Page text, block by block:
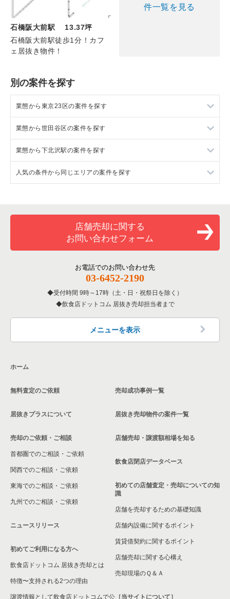
石橋阪大前駅 13.37坪
石橋阪大前駅徒歩1分！カフ
ェ居抜き物件！
件一覧を見る
別の案件を探す
業態から東京23区の案件を探す
東京23区のラーメンの居抜き売却物件の案件一覧
東京23区のフランス料理の居抜き売却物件の案件一覧
東京23区のイタリア料理の居抜き売却物件の案件一覧
東京23区のそば・うどんの居抜き売却物件の案件一覧
東京23区の寿司の居抜き売却物件の案件一覧
東京23区の鉄板焼き・お好み焼の居抜き売却物件の案件一覧
東京23区のアジア料理の居抜き売却物件の案件一覧
東京23区のカフェの居抜き売却物件の案件一覧
東京23区のお弁当・惣菜・デリの居抜き売却物件の案件一覧
東京23区のカラオケ・パブ・スナックの居抜き売却物件の案件
覧
東京23区の和食の居抜き売却物件の案件一覧
東京23区の洋食の居抜き売却物件の案件一覧
東京23区のその他の居抜き売却物件の案件一覧
業態から世田谷区の案件を探す
世田谷区のラーメンの居抜き売却物件の案件一覧
世田谷区のフランス料理の居抜き売却物件の案件一覧
世田谷区の中華の居抜き売却物件の案件一覧
世田谷区のそば・うどんの居抜き売却物件の案件一覧
世田谷区の鉄板焼き・お好み焼の居抜き売却物件の案件一覧
世田谷区のアジア料理の居抜き売却物件の案件一覧
世田谷区のカフェの居抜き売却物件の案件一覧
世田谷区のお弁当・惣菜・デリの居抜き売却物件の案件一覧
世田谷区のカラオケ・パブ・スナックの居抜き売却物件の案件
覧
世田谷区の洋食の居抜き売却物件の案件一覧
世田谷区のその他の居抜き売却物件の案件一覧
業態から下北沢駅の案件を探す
下北沢駅のラーメンの居抜き売却物件の案件一覧
下北沢駅のイタリア料理の居抜き売却物件の案件一覧
下北沢駅のそば・うどんの居抜き売却物件の案件一覧
下北沢駅の鉄板焼き・お好み焼の居抜き売却物件の案件一覧
下北沢駅のアジア料理の居抜き売却物件の案件一覧
下北沢駅のカフェの居抜き売却物件の案件一覧
下北沢駅のバーの居抜き売却物件の案件一覧
下北沢駅の居酒屋・ダイニングバーの居抜き売却物件の案件一
下北沢駅のその他の居抜き売却物件の案件一覧
人気の条件から同じエリアの案件を探す
世田谷区の1階の飲食店の居抜き売却物件の案件一覧
下北沢駅の1階の飲食店の居抜き売却物件の案件一覧
店舗売却に関する
お問い合わせフォーム
お電話でのお問い合わせ先
03-6452-2190
受付時間 9時～17時（土・日・祝祭日を除く）
飲食店ドットコム 居抜き売却担当者まで
メニューを表示
ホーム
無料査定のご依頼
居抜きプラスについて
売却のご依頼・ご相談
首都圏でのご相談・ご依頼
関西でのご相談・ご依頼
東海でのご相談・ご依頼
九州でのご相談・ご依頼
ニュースリリース
初めてご利用になる方へ
飲食店ドットコム 居抜き売却とは
特徴〜支持される2つの理由
譲渡情報として飲食店ドットコムで公
売却成功事例一覧
居抜き売却物件の案件一覧
店舗売却・譲渡額相場を知る
飲食店閉店データベース
初めての店舗査定・売却についての知
識
店舗を売却するための基礎知識
店舗内設備に関するポイント
賃貸借契約に関するポイント
店舗売却に関する心構え
売却現場のＱ＆Ａ
［当サイトについて］